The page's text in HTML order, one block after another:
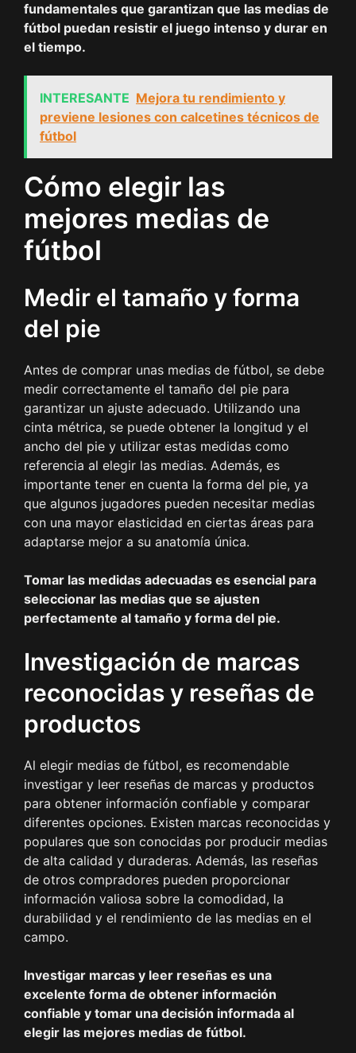
fundamentales que garantizan que las medias de
fútbol puedan resistir el juego intenso y durar en
el tiempo.
INTERESANTE Mejora tu rendimiento y
previene lesiones con calcetines técnicos de
fútbol
Cómo elegir las
mejores medias de
fútbol
Medir el tamaño y forma
del pie
Antes de comprar unas medias de fútbol, se debe
medir correctamente el tamaño del pie para
garantizar un ajuste adecuado. Utilizando una
cinta métrica, se puede obtener la longitud y el
ancho del pie y utilizar estas medidas como
referencia al elegir las medias. Además, es
importante tener en cuenta la forma del pie, ya
que algunos jugadores pueden necesitar medias
con una mayor elasticidad en ciertas áreas para
adaptarse mejor a su anatomía única.
Tomar las medidas adecuadas es esencial para
seleccionar las medias que se ajusten
perfectamente al tamaño y forma del pie.
Investigación de marcas
reconocidas y reseñas de
productos
Al elegir medias de fútbol, es recomendable
investigar y leer reseñas de marcas y productos
para obtener información confiable y comparar
diferentes opciones. Existen marcas reconocidas y
populares que son conocidas por producir medias
de alta calidad y duraderas. Además, las reseñas
de otros compradores pueden proporcionar
información valiosa sobre la comodidad, la
durabilidad y el rendimiento de las medias en el
campo.
Investigar marcas y leer reseñas es una
excelente forma de obtener información
confiable y tomar una decisión informada al
elegir las mejores medias de fútbol.